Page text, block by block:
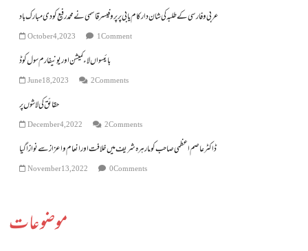
عربی و فارسی کے طلبہ کی شان دار کام یابی پر پروفیسر قاسمی نے محمد رفیع کو دی مبارک باد
October 4, 2023 1 Comment
بائیسواں لاء کمیشن اور یونیفارم سول کوڈ
June 18, 2023 2 Comments
حقائق کی لاشوں پر
December 4, 2022 2 Comments
ڈاکٹرعاصم اعظمی صاحب کو مارہرہ شریف میں خلافت اور انعام واعزاز سے نوازاگیا
November 13, 2022 0 Comments
موضوعات